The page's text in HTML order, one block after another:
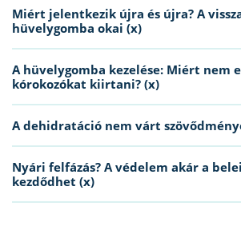
Miért jelentkezik újra és újra? A
hüvelygomba okai (x)
A hüvelygomba kezelése: Miért nem
kórokozókat kiirtani? (x)
A dehidratáció nem várt
Nyári felfázás? A védelem akár a
kezdődhet (x)